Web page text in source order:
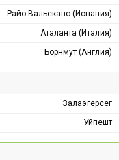
Райо Вальекано (Испания)
Аталанта (Италия)
Борнмут (Англия)
Залаэгерсег
Уйпешт